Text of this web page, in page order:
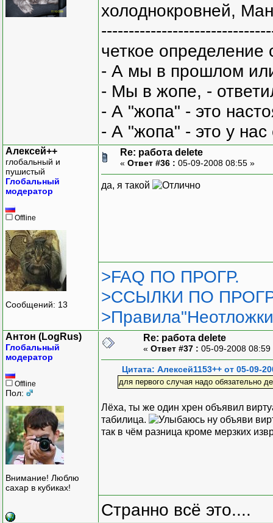
холоднокровней,
четкое
- А мы в прошлом
- Мы в жопе, -
- А "жопа" - это
- А "жопа" - это у
Алексей++
глобальный и
пушистый
Глобальный
модератор
Offline
Сообщений: 13
Re: работа delete
« Ответ #36 : 05-09-2008 08:55 »
да, я такой
>FAQ ПО ПРОГР.
>ССЫЛКИ ПО
Антон (LogRus)
Глобальный
модератор
Offline
Пол:
Внимание! Люблю
сахар в кубиках!
Re: работа delete
« Ответ #37 : 05-09-2008
Цитата: Алексей1153++ от 05-09-
для первого случая надо обязательно
Лёха, ты же один хрен объявил
табилица.
ну объяви
так в чём разница кроме мерзких
Странно всё это....